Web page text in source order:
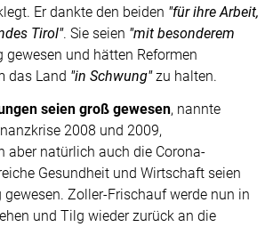
Er dankte den beiden "für ihre Arbeit,
Tirol". Sie seien "mit besonderem
und hätten Reformen
das Land "in Schwung"zu halten.
seien groß gewesen, nannte
2008 und 2009,
aber natürlich auch die Corona-
Gesundheit und Wirtschaft seien
Zoller-Frischauf werde nun in
und Tilg wieder zurück an die